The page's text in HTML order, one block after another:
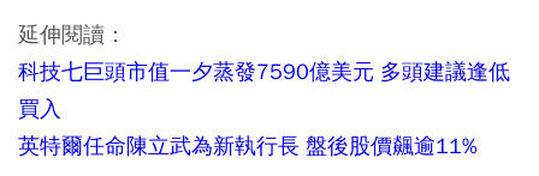
延伸閱讀：
科技七巨頭市值一夕蒸發7590億美元 多頭建議逢低
買入
英特爾任命陳立武為新執行長 盤後股價飆逾11%